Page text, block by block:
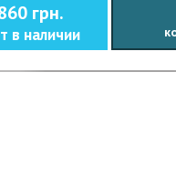
грн.
в наличии